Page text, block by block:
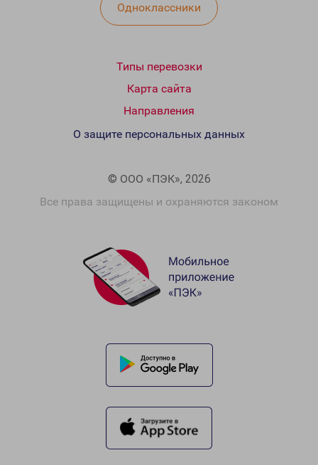
Одноклассники
Типы перевозки
Карта сайта
Направления
© ООО «ПЭК», 2026
Все права защищены и охраняются законом
О защите персональных данных